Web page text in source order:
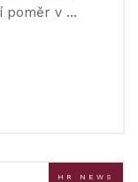
poměr v …
HR NEWS